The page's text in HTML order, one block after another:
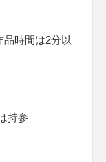
時間は2分以
持参